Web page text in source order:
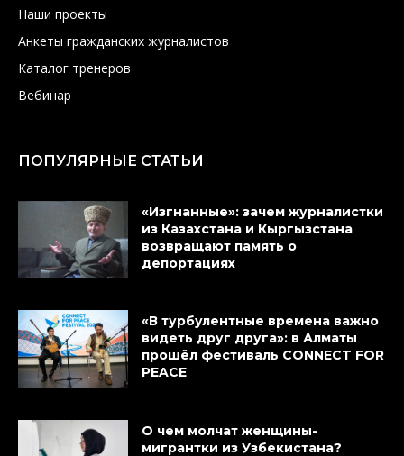
Наши проекты
Анкеты гражданских журналистов
Каталог тренеров
Вебинар
ПОПУЛЯРНЫЕ СТАТЬИ
«Изгнанные»: зачем журналистки
из Казахстана и Кыргызстана
возвращают память о
депортациях
«В турбулентные времена важно
видеть друг друга»: в Алматы
прошёл фестиваль CONNECT FOR
PEACE
О чем молчат женщины-
мигрантки из Узбекистана?